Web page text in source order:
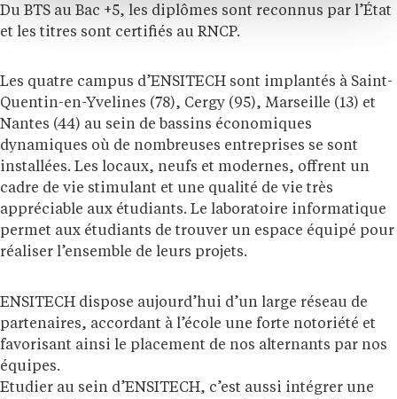
Du BTS au Bac +5, les diplômes sont reconnus par l’État
et les titres sont certifiés au RNCP.
Les quatre campus d’ENSITECH sont implantés à Saint-
Quentin-en-Yvelines (78), Cergy (95), Marseille (13) et
Nantes (44) au sein de bassins économiques
dynamiques où de nombreuses entreprises se sont
installées. Les locaux, neufs et modernes, offrent un
cadre de vie stimulant et une qualité de vie très
appréciable aux étudiants. Le laboratoire informatique
permet aux étudiants de trouver un espace équipé pour
réaliser l’ensemble de leurs projets.
ENSITECH dispose aujourd’hui d’un large réseau de
partenaires, accordant à l’école une forte notoriété et
favorisant ainsi le placement de nos alternants par nos
équipes.
Etudier au sein d’ENSITECH, c’est aussi intégrer une